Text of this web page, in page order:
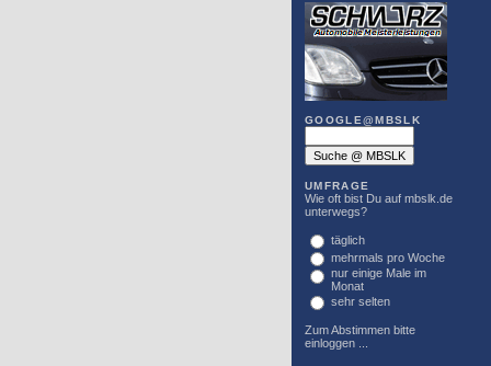
GOOGLE@MBSLK
UMFRAGE
Wie oft bist Du auf mbslk.de
unterwegs?
täglich
mehrmals pro Woche
nur einige Male im
Monat
sehr selten
Zum Abstimmen bitte
einloggen ...